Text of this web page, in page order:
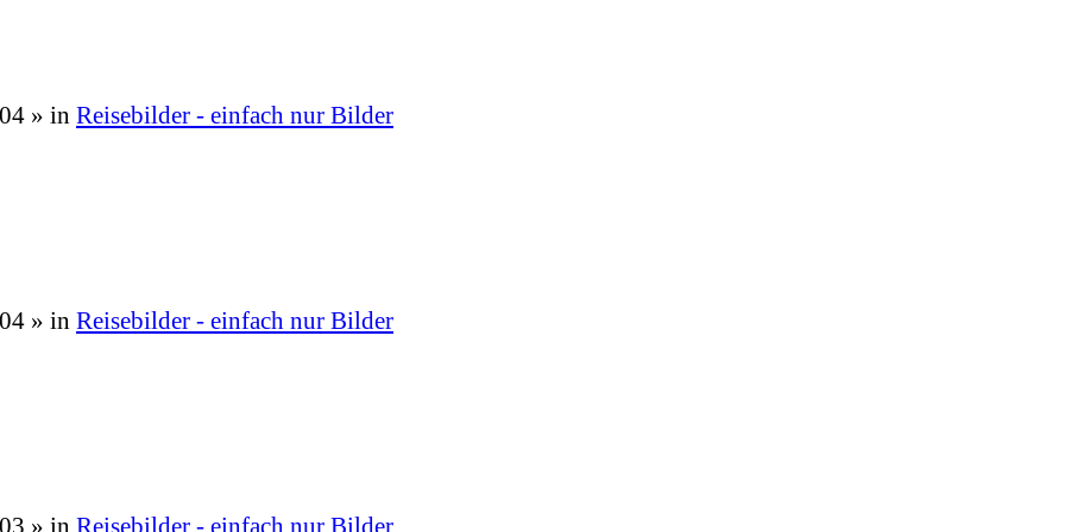
» in Reisebilder - einfach nur Bilder
» in Reisebilder - einfach nur Bilder
» in Reisebilder - einfach nur Bilder